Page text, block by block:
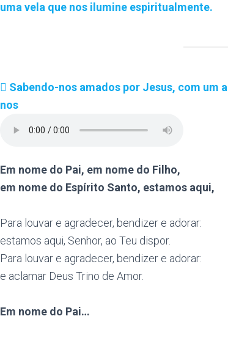
uma vela que nos ilumine espiritualmente.
Sabendo-nos amados por Jesus, com um
nos
Em nome do Pai, em nome do Filho,
em nome do Espírito Santo, estamos aqui,
Para louvar e agradecer, bendizer e adorar:
estamos aqui, Senhor, ao Teu dispor.
Para louvar e agradecer, bendizer e adorar:
e aclamar Deus Trino de Amor.
Em nome do Pai…